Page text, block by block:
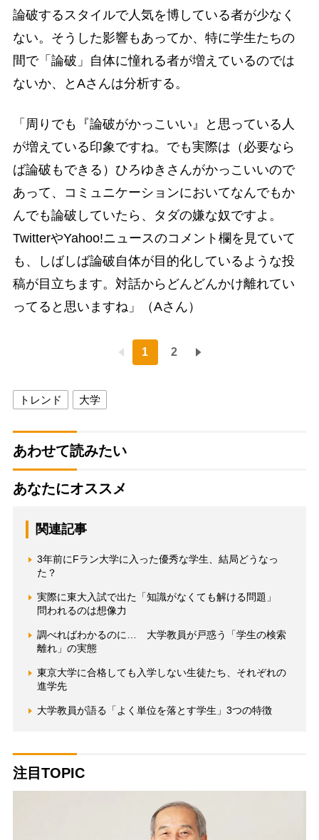
論破するスタイルで人気を博している者が少なく
ない。そうした影響もあってか、特に学生たちの
間で「論破」自体に憧れる者が増えているのでは
ないか、とAさんは分析する。
「周りでも『論破がかっこいい』と思っている人
が増えている印象ですね。でも実際は（必要なら
ば論破もできる）ひろゆきさんがかっこいいので
あって、コミュニケーションにおいてなんでもか
んでも論破していたら、タダの嫌な奴ですよ。
TwitterやYahoo!ニュースのコメント欄を見ていて
も、しばしば論破自体が目的化しているような投
稿が目立ちます。対話からどんどんかけ離れてい
ってると思いますね」（Aさん）
1 2
トレンド 大学
あわせて読みたい
あなたにオススメ
関連記事
3年前にFラン大学に入った優秀な学生、結局どうなっ
た？
実際に東大入試で出た「知識がなくても解ける問題」
問われるのは想像力
調べればわかるのに… 大学教員が戸惑う「学生の検索
離れ」の実態
東京大学に合格しても入学しない生徒たち、それぞれの
進学先
大学教員が語る「よく単位を落とす学生」3つの特徴
注目TOPIC